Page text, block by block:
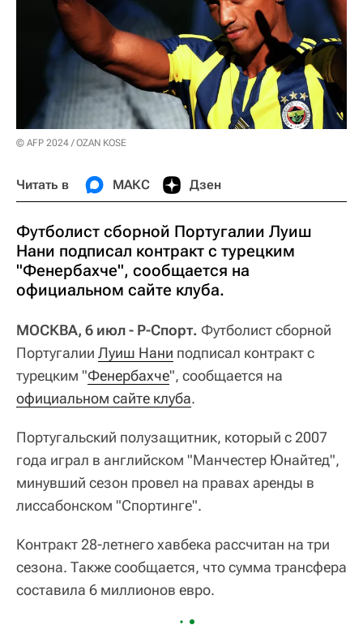
© AFP 2024 / OZAN KOSE
Читать в МАКС Дзен
Футболист сборной Португалии Луиш
Нани подписал контракт с турецким
"Фенербахче", сообщается на
официальном сайте клуба.
МОСКВА, 6 июл - Р-Спорт. Футболист сборной
Португалии Луиш Нани подписал контракт с
турецким "Фенербахче", сообщается на
официальном сайте клуба.
Португальский полузащитник, который с 2007
года играл в английском "Манчестер Юнайтед",
минувший сезон провел на правах аренды в
лиссабонском "Спортинге".
Контракт 28-летнего хавбека рассчитан на три
сезона. Также сообщается, что сумма трансфера
составила 6 миллионов евро.